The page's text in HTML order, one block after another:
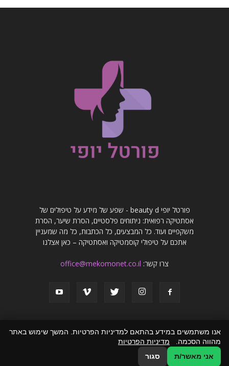
פורטל יופי beauty d - שפע של מידע על טיפולים של
אסתטיקה רפואית: ניתוחים פלסטיים, הסרת שיער, הסרת
משקפיים ועוד. כל המבצעים, כל הכתבות, כל מה שמעניין
אתכם על טיפולי קוסמטיקה ואסתטיקה – כאן אצלנו
צרו קשר: office@mekomonet.co.il
פרסמו אצלנו פרסום מאמרים באתרים
© כל הזכויות שמורות לפורטל יופי beauty d
אנו משתמשים במידע בהתאם למדיניות הפרטיות. המשך שימוש באתר
מהווה הסכמה. מדיניות הפרטיות
אני מאשר/ת
סגור